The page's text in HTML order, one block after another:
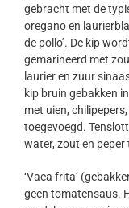
gebracht met de
oregano en
de pollo’. De kip
gemarineerd met
laurier en zuur
kip bruin gebakken
met uien,
toegevoegd.
water, zout en peper
‘Vaca frita’
geen tomatensaus.